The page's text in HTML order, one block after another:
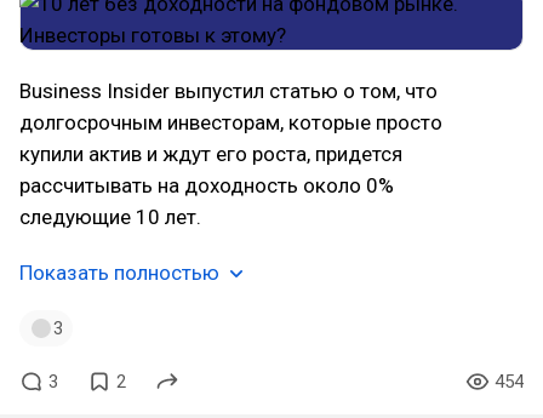
Business Insider выпустил статью о том, что
долгосрочным инвесторам, которые просто
купили актив и ждут его роста, придется
рассчитывать на доходность около 0%
следующие 10 лет.
Показать полностью
3
3 2 454